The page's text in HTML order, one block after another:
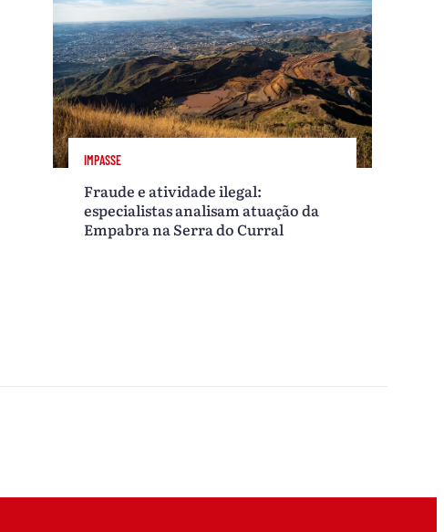
IMPASSE
Fraude e atividade ilegal:
especialistas analisam atuação da
Empabra na Serra do Curral